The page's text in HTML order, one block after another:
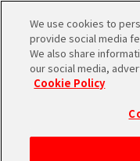
NEWS
We use cookies to
provide social media
We also share
our social media,
Cookie Policy